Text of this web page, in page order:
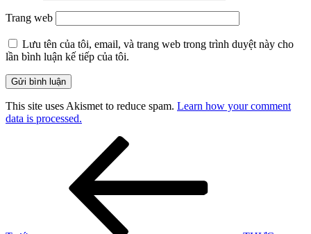
Trang web
Lưu tên của tôi, email, và trang web trong trình duyệt này cho
lần bình luận kế tiếp của tôi.
This site uses Akismet to reduce spam. Learn how your comment
data is processed.